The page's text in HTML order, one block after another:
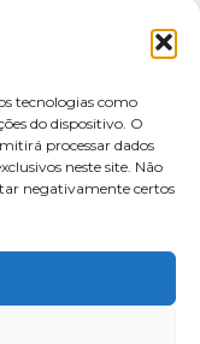
tecnologias como
do dispositivo. O
processar dados
neste site. Não
negativamente certos